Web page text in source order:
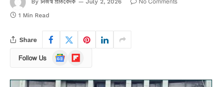
By July 2, 2026
1 Min Read
Share
Follow Us
Google
News
Flipboard